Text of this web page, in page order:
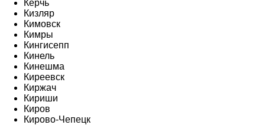
Керчь
Кизляр
Кимовск
Кимры
Кингисепп
Кинель
Кинешма
Киреевск
Киржач
Кириши
Киров
Кирово-Чепецк